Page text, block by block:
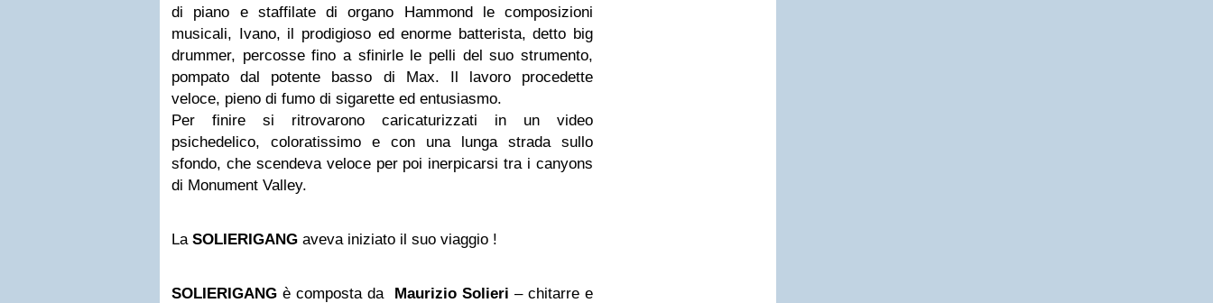
di piano e staffilate di organo Hammond le composizioni
musicali, Ivano, il prodigioso ed enorme batterista, detto big
drummer, percosse fino a sfinirle le pelli del suo strumento,
pompato dal potente basso di Max. Il lavoro procedette
veloce, pieno di fumo di sigarette ed entusiasmo.
Per finire si ritrovarono caricaturizzati in un video
psichedelico, coloratissimo e con una lunga strada sullo
sfondo, che scendeva veloce per poi inerpicarsi tra i canyons
di Monument Valley.
La SOLIERIGANG aveva iniziato il suo viaggio !
SOLIERIGANG è composta da Maurizio Solieri – chitarre e